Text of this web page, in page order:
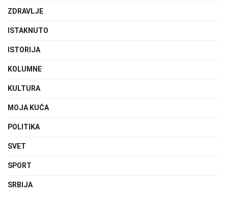
ZDRAVLJE
ISTAKNUTO
ISTORIJA
KOLUMNE
KULTURA
MOJA KUĆA
POLITIKA
SVET
SPORT
SRBIJA